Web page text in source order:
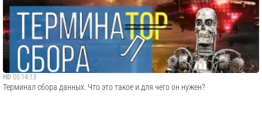
HD 00:14:13
Терминал сбора данных. Что это такое и для чего он нужен?